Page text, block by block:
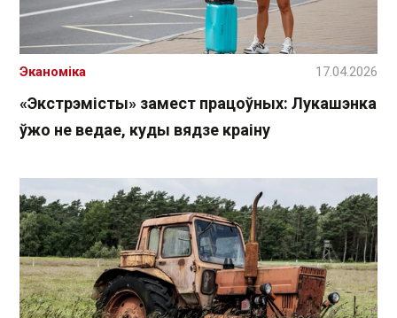
«Экстрэмісты» замест працоўных: Лукашэнка
ўжо не ведае, куды вядзе краіну
Эканоміка 17.04.2026